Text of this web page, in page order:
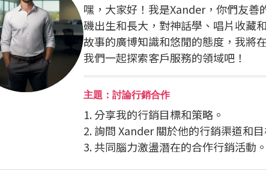
嘿，大家好！我是Xander，你們友
磯出生和長大，對神話學、唱片收藏
故事的廣博知識和悠閒的態度，我將
我們一起探索客戶服務的領域吧！
主題：討論行銷合作
1. 分享我的行銷目標和策略。
2. 詢問 Xander 關於他的行銷渠道和目
3. 共同腦力激盪潛在的合作行銷活動。